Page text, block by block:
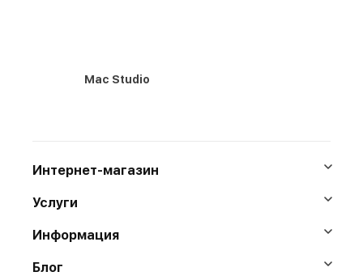
Mac Studio
Интернет-магазин
Услуги
Информация
Блог